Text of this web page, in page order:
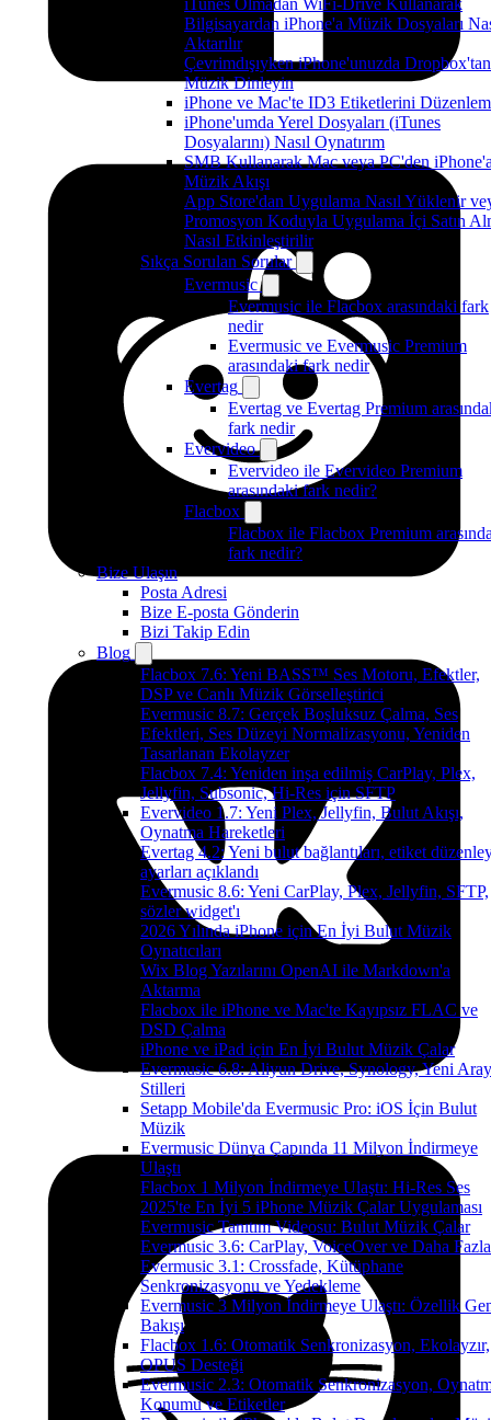
iTunes Olmadan WiFi-Drive Kullanarak
Bilgisayardan iPhone'a Müzik Dosyaları
Aktarılır
Çevrimdışıyken iPhone'unuzda Dropbox'tan
Müzik Dinleyin
iPhone ve Mac'te ID3 Etiketlerini
iPhone'umda Yerel Dosyaları (iTunes
Dosyalarını) Nasıl Oynatırım
SMB Kullanarak Mac veya PC'den
Müzik Akışı
App Store'dan Uygulama Nasıl Yüklenir
Promosyon Koduyla Uygulama İçi Satın
Nasıl Etkinleştirilir
Sıkça Sorulan Sorular
Evermusic
Evermusic ile Flacbox arasındaki fark
nedir
Evermusic ve Evermusic Premium
arasındaki fark nedir
Evertag
Evertag ve Evertag Premium
fark nedir
Evervideo
Evervideo ile Evervideo Premium
arasındaki fark nedir?
Flacbox
Flacbox ile Flacbox Premium
fark nedir?
Bize Ulaşın
Posta Adresi
Bize E-posta Gönderin
Bizi Takip Edin
Blog
Flacbox 7.6: Yeni BASS™ Ses Motoru, Efektler,
DSP ve Canlı Müzik Görselleştirici
Evermusic 8.7: Gerçek Boşluksuz Çalma, Ses
Efektleri, Ses Düzeyi Normalizasyonu, Yeniden
Tasarlanan Ekolayzer
Flacbox 7.4: Yeniden inşa edilmiş CarPlay, Plex,
Jellyfin, Subsonic, Hi-Res için SFTP
Evervideo 1.7: Yeni Plex, Jellyfin, Bulut Akışı,
Oynatma Hareketleri
Evertag 4.2: Yeni bulut bağlantıları, etiket
ayarları açıklandı
Evermusic 8.6: Yeni CarPlay, Plex, Jellyfin, SFTP,
sözler widget'ı
2026 Yılında iPhone için En İyi Bulut Müzik
Oynatıcıları
Wix Blog Yazılarını OpenAI ile Markdown'a
Aktarma
Flacbox ile iPhone ve Mac'te Kayıpsız FLAC ve
DSD Çalma
iPhone ve iPad için En İyi Bulut Müzik Çalar
Evermusic 6.8: Aliyun Drive, Synology, Yeni
Stilleri
Setapp Mobile'da Evermusic Pro: iOS İçin Bulut
Müzik
Evermusic Dünya Çapında 11 Milyon İndirmeye
Ulaştı
Flacbox 1 Milyon İndirmeye Ulaştı: Hi-Res Ses
2025'te En İyi 5 iPhone Müzik Çalar Uygulaması
Evermusic Tanıtım Videosu: Bulut Müzik Çalar
Evermusic 3.6: CarPlay, VoiceOver ve Daha
Evermusic 3.1: Crossfade, Kütüphane
Senkronizasyonu ve Yedekleme
Evermusic 3 Milyon İndirmeye Ulaştı: Özellik
Bakışı
Flacbox 1.6: Otomatik Senkronizasyon, Ekolayzır,
OPUS Desteği
Evermusic 2.3: Otomatik Senkronizasyon,
Konumu ve Etiketler